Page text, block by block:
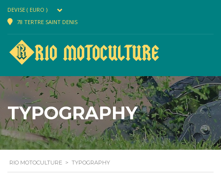
DEVISE ( EURO )
78 TERTRE SAINT DENIS
TYPOGRAPHY
RIO MOTOCULTURE > TYPOGRAPHY